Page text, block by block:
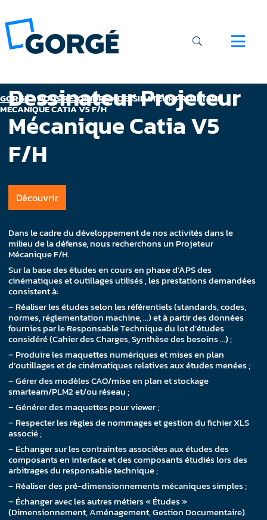
GORGÉ>NOUS REJOINDRE>DESSINATEUR PROJETEUR
MÉCANIQUE CATIA V5 F/H
Dessinateur Projeteur
Mécanique Catia V5
F/H
Découvrir
Dans le cadre du développement de nos activités dans le
milieu de la défense, nous recherchons un Projeteur
Mécanique F/H.
Sur la base des études en cours en phase d’APS des
cinématiques et outillages utilisés , les prestations demandées
consistent à:
– Réaliser les études selon les référentiels (standards, codes,
normes, réglementation machine, …) et à partir des données
fournies par le Responsable Technique du lot d’études
considéré (Cahier des Charges, Synthèse des besoins …) ;
– Produire les maquettes numériques et mises en plan
d’outillages et de cinématiques relatives aux études menées ;
– Gérer des modèles CAO/mise en plan et stockage
smarteam/PLM2 et/ou réseau ;
– Générer des maquettes pour viewer ;
– Respecter les règles de nommages et gestion du fichier XLS
associé ;
– Echanger sur les contraintes associées aux études des
composants en interface et des composants étudiés lors des
arbitrages du responsable technique ;
– Réaliser des pré-dimensionnements mécaniques simples ;
– Échanger avec les autres métiers « Études »
(Dimensionnement, Aménagement, Gestion Documentaire).